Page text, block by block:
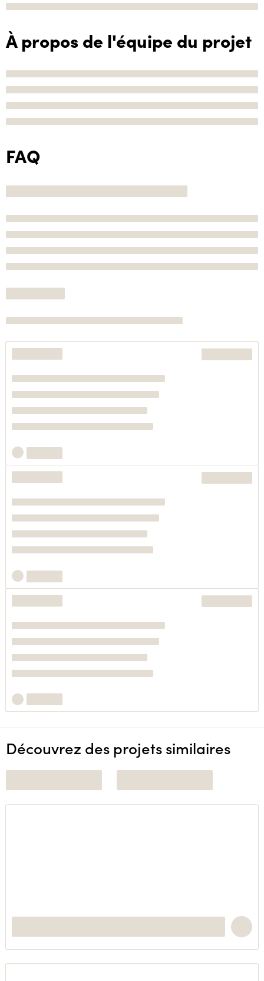
À propos de l'équipe du projet
FAQ
Découvrez des projets similaires